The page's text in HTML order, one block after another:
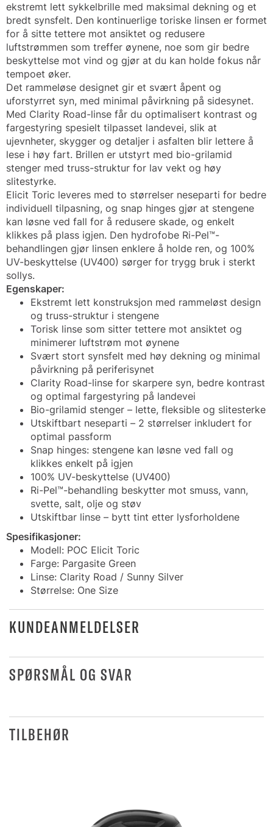
ekstremt lett sykkelbrille med maksimal dekning og et
bredt synsfelt. Den kontinuerlige toriske linsen er formet
for å sitte tettere mot ansiktet og redusere
luftstrømmen som treffer øynene, noe som gir bedre
beskyttelse mot vind og gjør at du kan holde fokus når
tempoet øker.
Det rammeløse designet gir et svært åpent og
uforstyrret syn, med minimal påvirkning på sidesynet.
Med Clarity Road-linse får du optimalisert kontrast og
fargestyring spesielt tilpasset landevei, slik at
ujevnheter, skygger og detaljer i asfalten blir lettere å
lese i høy fart. Brillen er utstyrt med bio-grilamid
stenger med truss-struktur for lav vekt og høy
slitestyrke.
Elicit Toric leveres med to størrelser neseparti for bedre
individuell tilpasning, og snap hinges gjør at stengene
kan løsne ved fall for å redusere skade, og enkelt
klikkes på plass igjen. Den hydrofobe Ri-Pel™-
behandlingen gjør linsen enklere å holde ren, og 100%
UV-beskyttelse (UV400) sørger for trygg bruk i sterkt
sollys.
Egenskaper:
Ekstremt lett konstruksjon med rammeløst design
og truss-struktur i stengene
Torisk linse som sitter tettere mot ansiktet og
minimerer luftstrøm mot øynene
Svært stort synsfelt med høy dekning og minimal
påvirkning på periferisynet
Clarity Road-linse for skarpere syn, bedre kontrast
og optimal fargestyring på landevei
Bio-grilamid stenger – lette, fleksible og slitesterke
Utskiftbart neseparti – 2 størrelser inkludert for
optimal passform
Snap hinges: stengene kan løsne ved fall og
klikkes enkelt på igjen
100% UV-beskyttelse (UV400)
Ri-Pel™-behandling beskytter mot smuss, vann,
svette, salt, olje og støv
Utskiftbar linse – bytt tint etter lysforholdene
Spesifikasjoner:
Modell: POC Elicit Toric
Farge: Pargasite Green
Linse: Clarity Road / Sunny Silver
Størrelse: One Size
KUNDEANMELDELSER
SPØRSMÅL OG SVAR
TILBEHØR